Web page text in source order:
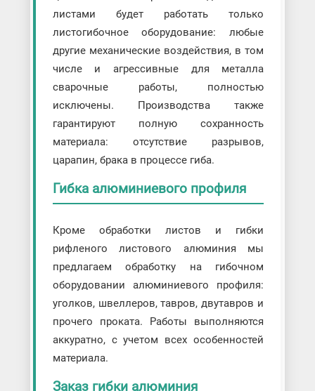
листами будет работать только
листогибочное оборудование: любые
другие механические воздействия, в том
числе и агрессивные для металла
сварочные работы, полностью
исключены. Производства также
гарантируют полную сохранность
материала: отсутствие разрывов,
царапин, брака в процессе гиба.
Гибка алюминиевого профиля
Кроме обработки листов и гибки
рифленого листового алюминия мы
предлагаем обработку на гибочном
оборудовании алюминиевого профиля:
уголков, швеллеров, тавров, двутавров и
прочего проката. Работы выполняются
аккуратно, с учетом всех особенностей
материала.
Заказ гибки алюминия